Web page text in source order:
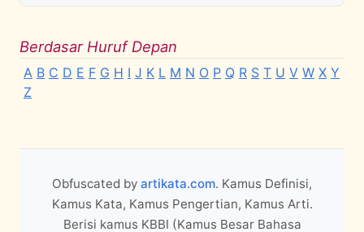
Berdasar Huruf Depan
A B C D E F G H I J K L M N O P Q R S T U V W X Y
Z
Obfuscated by artikata.com. Kamus Definisi,
Kamus Kata, Kamus Pengertian, Kamus Arti.
Berisi kamus KBBI (Kamus Besar Bahasa